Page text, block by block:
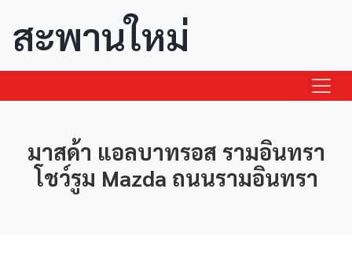
สะพานใหม่
มาสด้า แอลบาทรอส รามอินทรา
โชว์รูม Mazda ถนนรามอินทรา